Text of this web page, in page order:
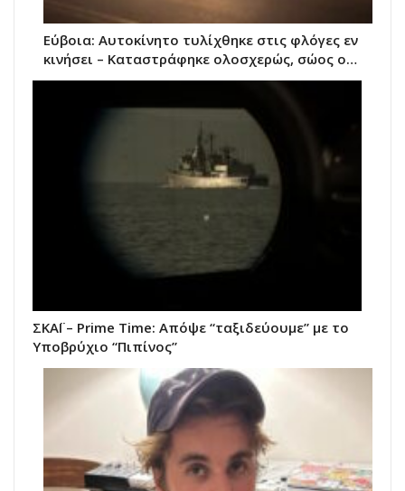
Εύβοια: Αυτοκίνητο τυλίχθηκε στις φλόγες εν
κινήσει – Καταστράφηκε ολοσχερώς, σώος ο…
ΣΚΑΪ – Prime Time: Απόψε “ταξιδεύουμε” με το
Υποβρύχιο “Πιπίνος”